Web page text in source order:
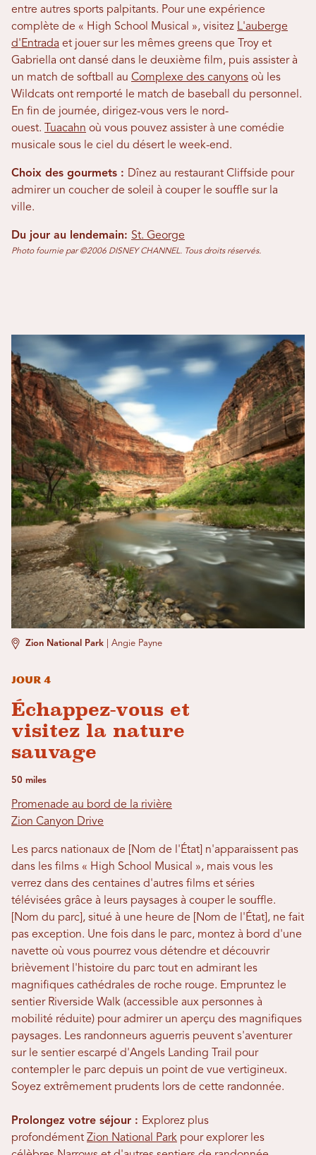
entre autres sports palpitants. Pour une expérience
complète de « High School Musical », visitez L'auberge
d'Entrada et jouer sur les mêmes greens que Troy et
Gabriella ont dansé dans le deuxième film, puis assister à
un match de softball au Complexe des canyons où les
Wildcats ont remporté le match de baseball du personnel.
En fin de journée, dirigez-vous vers le nord-
ouest.
Tuacahn où vous pouvez assister à une comédie
musicale sous le ciel du désert le week-end.
Choix des gourmets : Dînez au restaurant Cliffside pour
admirer un coucher de soleil à couper le souffle sur la
ville.
Du jour au lendemain: St. George
Photo fournie par ©2006 DISNEY CHANNEL. Tous droits réservés.
Zion National Park Angie Payne
Jour 4
Échappez-vous et
visitez la nature
sauvage
50 miles
Promenade au bord de la rivière
Zion Canyon Drive
Les parcs nationaux de [Nom de l'État] n'apparaissent pas
dans les films « High School Musical », mais vous les
verrez dans des centaines d'autres films et séries
télévisées grâce à leurs paysages à couper le souffle.
[Nom du parc], situé à une heure de [Nom de l'État], ne fait
pas exception. Une fois dans le parc, montez à bord d'une
navette où vous pourrez vous détendre et découvrir
brièvement l'histoire du parc tout en admirant les
magnifiques cathédrales de roche rouge. Empruntez le
sentier Riverside Walk (accessible aux personnes à
mobilité réduite) pour admirer un aperçu des magnifiques
paysages. Les randonneurs aguerris peuvent s'aventurer
sur le sentier escarpé d'Angels Landing Trail pour
contempler le parc depuis un point de vue vertigineux.
Soyez extrêmement prudents lors de cette randonnée.
Prolongez votre séjour : Explorez plus
profondément Zion National Park pour explorer les